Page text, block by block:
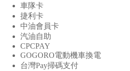
車隊卡
捷利卡
中油會員卡
汽油自助
CPCPAY
GOGORO電動機車換電
台灣Pay掃碼支付